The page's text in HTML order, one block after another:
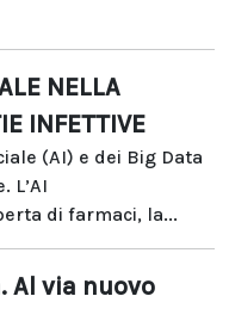
NELLA
INFETTIVE
(AI) e dei Big Data
L’AI
di farmaci, la...
Al via nuovo